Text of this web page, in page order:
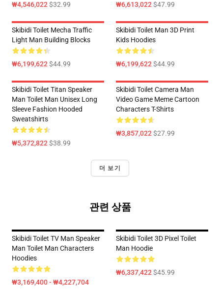
₩4,546,022$32.99 ₩6,613,022$47.99
Skibidi Toilet Mecha Traffic
Light Man Building Blocks
₩6,199,622$44.99
Skibidi Toilet Man 3D Print
Kids Hoodies
₩6,199,622$44.99
Skibidi Toilet Titan Speaker
Man Toilet Man Unisex Long
Sleeve Fashion Hooded
Sweatshirts
₩5,372,822$38.99
Skibidi Toilet Camera Man
Video Game Meme Cartoon
Characters T-Shirts
₩3,857,022$27.99
더 보기
관련 상품
Skibidi Toilet TV Man Speaker
Man Toilet Man Characters
Hoodies
₩3,169,400 - ₩4,227,704
Skibidi Toilet 3D Pixel Toilet
Man Hoodie
₩6,337,422$45.99